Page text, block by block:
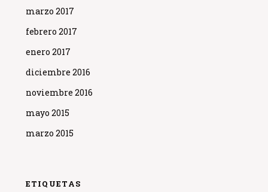
marzo 2017
febrero 2017
enero 2017
diciembre 2016
noviembre 2016
mayo 2015
marzo 2015
ETIQUETAS